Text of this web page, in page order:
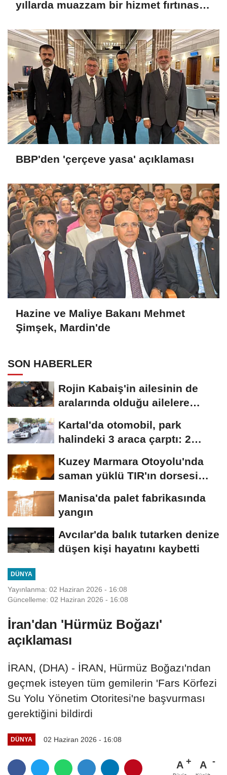
yıllarda muazzam bir hizmet fırtınası
BBP'den 'çerçeve yasa' açıklaması
Hazine ve Maliye Bakanı Mehmet
Şimşek, Mardin'de
SON HABERLER
Rojin Kabaiş'in ailesinin de
aralarında olduğu ailelere
Kartal'da otomobil, park
halindeki 3 araca çarptı: 2
Kuzey Marmara Otoyolu'nda
saman yüklü TIR'ın dorsesi
Manisa'da palet fabrikasında
yangın
Avcılar'da balık tutarken denize
düşen kişi hayatını kaybetti
DÜNYA
Yayınlanma: 02 Haziran 2026 - 16:08
Güncelleme: 02 Haziran 2026 - 16:08
İran'dan 'Hürmüz Boğazı'
açıklaması
İRAN, (DHA) - İRAN, Hürmüz Boğazı'ndan
geçmek isteyen tüm gemilerin 'Fars Körfezi
Su Yolu Yönetim Otoritesi'ne başvurması
gerektiğini bildirdi
DÜNYA 02 Haziran 2026 - 16:08
A A